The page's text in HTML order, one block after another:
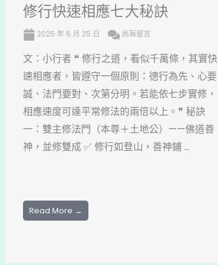
修行快速相應七大秘訣
2025 年 6 月 25 日 尚無留言
文：小行者 ❝ 修行之道，看似千萬條，其實快
速相應者，皆遵守一個原則：德行為先、心要
誠、法門要對、次第分明。若能依七步實修，
相應速度可達平常修法的兩倍以上。❞ 秘訣
一：雙主修法門（本尊＋土地公）——佛道善
神，並修雙成 ✅ 修行如登山，善神鋪 ...
Read More →